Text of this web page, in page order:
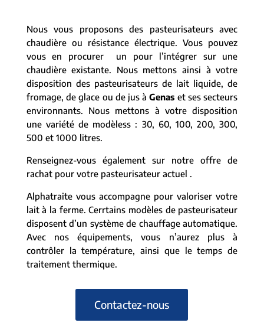
Nous vous proposons des pasteurisateurs avec
chaudière ou résistance électrique. Vous pouvez
vous en procurer un pour l’intégrer sur une
chaudière existante. Nous mettons ainsi à votre
disposition des pasteurisateurs de lait liquide, de
fromage, de glace ou de jus àGenas et ses secteurs
environnants. Nous mettons à votre disposition
une variété de modèless : 30, 60, 100, 200, 300,
500 et 1000 litres.
Renseignez-vous également sur notre offre de
rachat pour votre pasteurisateur actuel .
Alphatraite vous accompagne pour valoriser votre
lait à la ferme. Cerrtains modèles de pasteurisateur
disposent d’un système de chauffage automatique.
Avec nos équipements, vous n’aurez plus à
contrôler la température, ainsi que le temps de
traitement thermique.
Contactez-nous